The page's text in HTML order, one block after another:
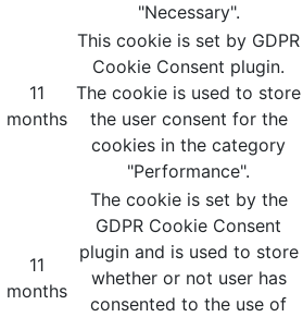
"Necessary".
11
months
This cookie is set by GDPR
Cookie Consent plugin.
The cookie is used to store
the user consent for the
cookies in the category
"Performance".
11
months
The cookie is set by the
GDPR Cookie Consent
plugin and is used to store
whether or not user has
consented to the use of